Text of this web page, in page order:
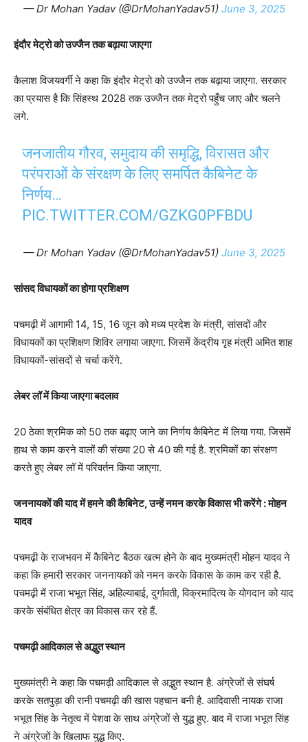
— Dr Mohan Yadav (@DrMohanYadav51) June 3, 2025
इंदौर मेट्रो को उज्जैन तक बढ़ाया जाएगा
कैलाश विजयवर्गी ने कहा कि इंदौर मेट्रो को उज्जैन तक बढ़ाया जाएगा. सरकार
का प्रयास है कि सिंहस्थ 2028 तक उज्जैन तक मेट्रो पहुँच जाए और चलने
लगे.
जनजातीय गौरव, समुदाय की समृद्धि, विरासत और
परंपराओं के संरक्षण के लिए समर्पित कैबिनेट के
निर्णय…
PIC.TWITTER.COM/GZKG0PFBDU
— Dr Mohan Yadav (@DrMohanYadav51) June 3, 2025
सांसद विधायकों का होगा प्रशिक्षण
पचमढ़ी में आगामी 14, 15, 16 जून को मध्य प्रदेश के मंत्री, सांसदों और
विधायकों का प्रशिक्षण शिविर लगाया जाएगा. जिसमें केंद्रीय गृह मंत्री अमित शाह
विधायकों-सांसदों से चर्चा करेंगे.
लेबर लॉ में किया जाएगा बदलाव
20 ठेका श्रमिक को 50 तक बढ़ाए जाने का निर्णय कैबिनेट में लिया गया. जिसमें
हाथ से काम करने वालों की संख्या 20 से 40 की गई है. श्रमिकों का संरक्षण
करते हुए लेबर लॉ में परिवर्तन किया जाएगा.
जननायकों की याद में हमने की कैबिनेट, उन्हें नमन करके विकास भी करेंगे : मोहन
यादव
पचमढ़ी के राजभवन में कैबिनेट बैठक खत्म होने के बाद मुख्यमंत्री मोहन यादव ने
कहा कि हमारी सरकार जननायकों को नमन करके विकास के काम कर रही है.
पचमढ़ी में राजा भभूत सिंह, अहिल्याबाई, दुर्गावती, विक्रमादित्य के योगदान को याद
करके संबंधित क्षेत्र का विकास कर रहे हैं.
पचमढ़ी आदिकाल से अद्भुत स्थान
मुख्यमंत्री ने कहा कि पचमढ़ी आदिकाल से अद्भुत स्थान है. अंग्रेजों से संघर्ष
करके सतपुड़ा की रानी पचमढ़ी की खास पहचान बनी है. आदिवासी नायक राजा
भभूत सिंह के नेतृत्व में पेशवा के साथ अंग्रेजों से युद्ध हुए. बाद में राजा भभूत सिंह
ने अंग्रेजों के खिलाफ युद्ध किए.